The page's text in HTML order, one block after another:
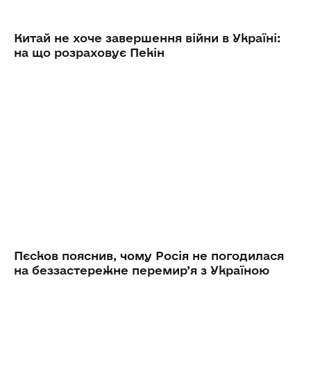
Китай не хоче завершення війни в Україні:
на що розраховує Пекін
Пєсков пояснив, чому Росія не погодилася
на беззастережне перемир’я з Україною